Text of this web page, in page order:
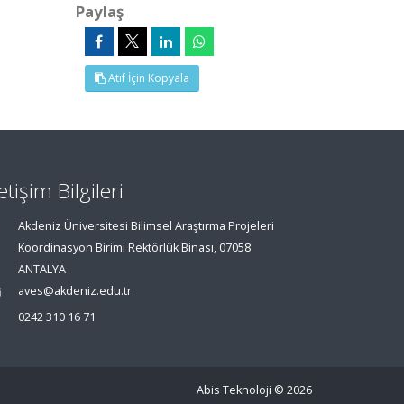
Paylaş
Atıf İçin Kopyala
Bilgileri
Akdeniz Üniversitesi Bilimsel Araştırma Projeleri
Koordinasyon Birimi Rektörlük Binası, 07058
ANTALYA
aves@akdeniz.edu.tr
0242 310 16 71
Abis Teknoloji © 2026